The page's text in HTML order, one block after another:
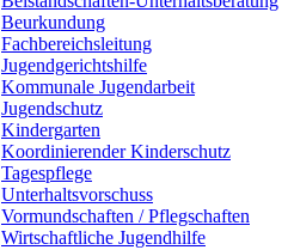
Beurkundung
Fachbereichsleitung
Jugendgerichtshilfe
Kommunale Jugendarbeit
Jugendschutz
Kindergarten
Koordinierender Kinderschutz
Tagespflege
Unterhaltsvorschuss
Vormundschaften / Pflegschaften
Wirtschaftliche Jugendhilfe